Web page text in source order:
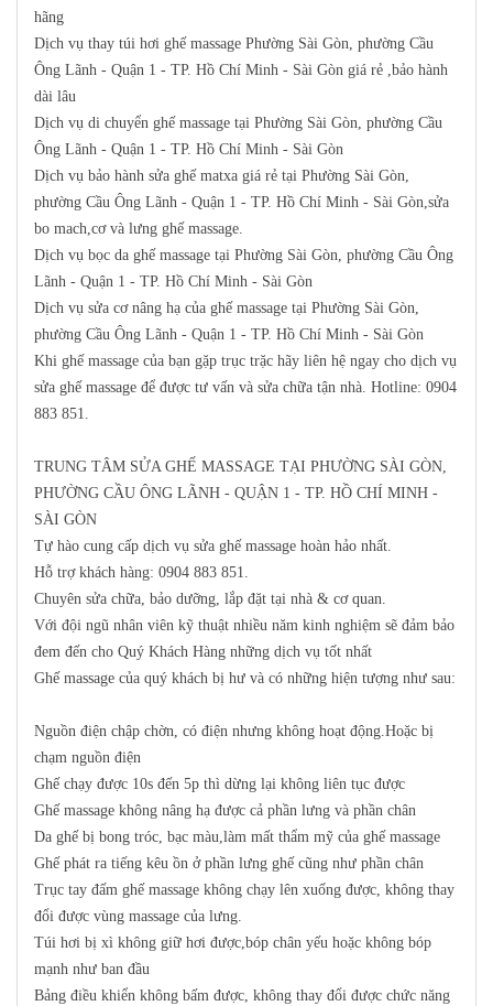
hãng
Dịch vụ thay túi hơi ghế massage Phường Sài Gòn, phường Cầu
Ông Lãnh - Quận 1 - TP. Hồ Chí Minh - Sài Gòn giá rẻ ,bảo hành
dài lâu
Dịch vụ di chuyển ghế massage tại Phường Sài Gòn, phường Cầu
Ông Lãnh - Quận 1 - TP. Hồ Chí Minh - Sài Gòn
Dịch vụ bảo hành sửa ghế matxa giá rẻ tại Phường Sài Gòn,
phường Cầu Ông Lãnh - Quận 1 - TP. Hồ Chí Minh - Sài Gòn,sửa
bo mach,cơ và lưng ghế massage.
Dịch vụ bọc da ghế massage tại Phường Sài Gòn, phường Cầu Ông
Lãnh - Quận 1 - TP. Hồ Chí Minh - Sài Gòn
Dịch vụ sửa cơ nâng hạ của ghế massage tại Phường Sài Gòn,
phường Cầu Ông Lãnh - Quận 1 - TP. Hồ Chí Minh - Sài Gòn
Khi ghế massage của bạn gặp trục trặc hãy liên hệ ngay cho dịch vụ
sửa ghế massage để được tư vấn và sửa chữa tận nhà. Hotline: 0904
883 851.
TRUNG TÂM SỬA GHẾ MASSAGE TẠI PHƯỜNG SÀI GÒN,
PHƯỜNG CẦU ÔNG LÃNH - QUẬN 1 - TP. HỒ CHÍ MINH -
SÀI GÒN
Tự hào cung cấp dịch vụ sửa ghế massage hoàn hảo nhất.
Hỗ trợ khách hàng: 0904 883 851.
Chuyên sửa chữa, bảo dưỡng, lắp đặt tại nhà & cơ quan.
Với đội ngũ nhân viên kỹ thuật nhiều năm kinh nghiệm sẽ đảm bảo
đem đến cho Quý Khách Hàng những dịch vụ tốt nhất
Ghế massage của quý khách bị hư và có những hiện tượng như sau:
Nguồn điện chập chờn, có điện nhưng không hoạt động.Hoặc bị
chạm nguồn điện
Ghế chạy được 10s đến 5p thì dừng lại không liên tục được
Ghế massage không nâng hạ được cả phần lưng và phần chân
Da ghế bị bong tróc, bạc màu,làm mất thẩm mỹ của ghế massage
Ghế phát ra tiếng kêu ồn ở phần lưng ghế cũng như phần chân
Trục tay đấm ghế massage không chạy lên xuống được, không thay
đổi được vùng massage của lưng.
Túi hơi bị xì không giữ hơi được,bóp chân yếu hoặc không bóp
mạnh như ban đầu
Bảng điều khiển không bấm được, không thay đổi được chức năng